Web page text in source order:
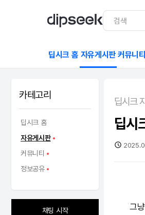
딥시크 홈 자유게시판 커뮤니티
카테고리
딥시크 홈
자유게시판
커뮤니티
정보공유
채팅 시작
딥시크
딥시
그